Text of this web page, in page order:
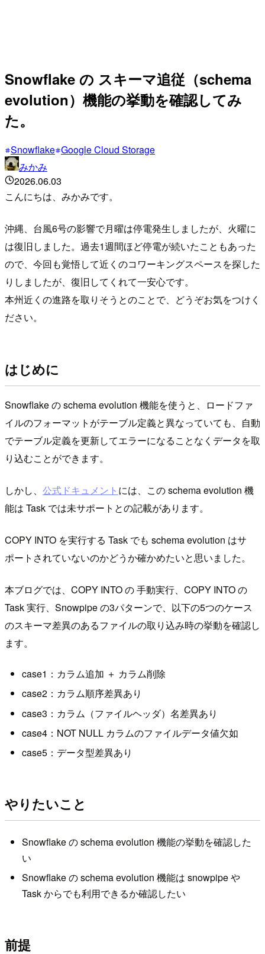
Snowflake の スキーマ追従（schema
evolution）機能の挙動を確認してみ
た。
Snowflake Google Cloud Storage
みかみ
2026.06.03
こんにちは、みかみです。
沖縄、台風6号の影響で月曜は停電発生しましたが、火曜に
は復旧しました。過去1週間ほど停電が続いたこともあった
ので、今回も覚悟して近くのコワーキングスペースを探した
りしましたが、復旧してくれて一安心です。
本州近くの進路を取りそうとのことで、どうぞお気をつけく
ださい。
はじめに
Snowflake の schema evolution 機能を使うと、ロードファ
イルのフォーマットがテーブル定義と異なっていても、自動
でテーブル定義を更新してエラーになることなくデータを取
り込むことができます。
しかし、 公式ドキュメント には、この schema evolution 機
能は Task では未サポートとの記載があります。
COPY INTO を実行する Task でも schema evolution はサ
ポートされていないのかどうか確かめたいと思いました。
本ブログでは、COPY INTO の 手動実行、COPY INTO の
Task 実行、Snowpipe の3パターンで、以下の5つのケース
のスキーマ差異のあるファイルの取り込み時の挙動を確認し
ます。
case1：カラム追加 ＋ カラム削除
case2：カラム順序差異あり
case3：カラム（ファイルヘッダ）名差異あり
case4：NOT NULL カラムのファイルデータ値欠如
case5：データ型差異あり
やりたいこと
Snowflake の schema evolution 機能の挙動を確認した
い
Snowflake の schema evolution 機能は snowpipe や
Task からでも利用できるか確認したい
前提